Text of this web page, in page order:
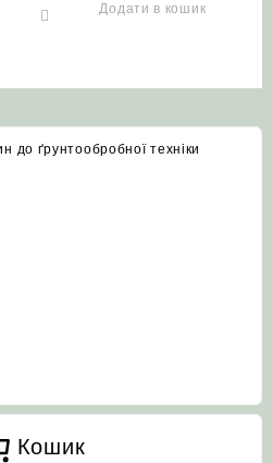
Додати в кошик
до ґрунтообробної техніки
Кошик